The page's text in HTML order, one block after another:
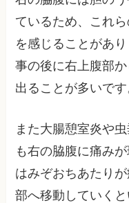
ているため、これ
を感じることがあ
事の後に右上腹部
出ることが多いです
また大腸憩室炎や
も右の脇腹に痛み
はみぞおちあたり
部へ移動していくと